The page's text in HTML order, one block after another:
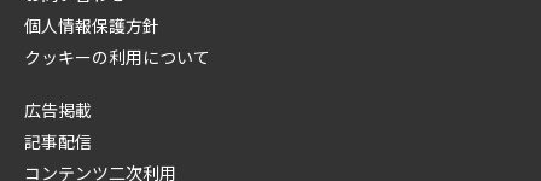
個人情報保護方針
クッキーの利用について
広告掲載
記事配信
コンテンツ二次利用